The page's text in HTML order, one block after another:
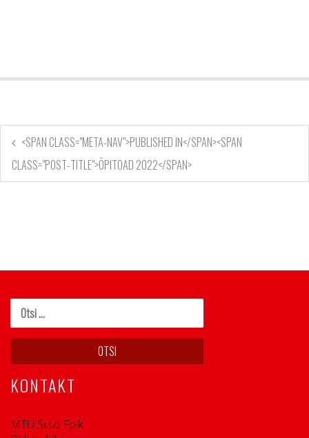
<SPAN CLASS="META-NAV">PUBLISHED IN</SPAN><SPAN
CLASS="POST-TITLE">ÕPITOAD 2022</SPAN>
KONTAKT
MTÜ Seto Folk